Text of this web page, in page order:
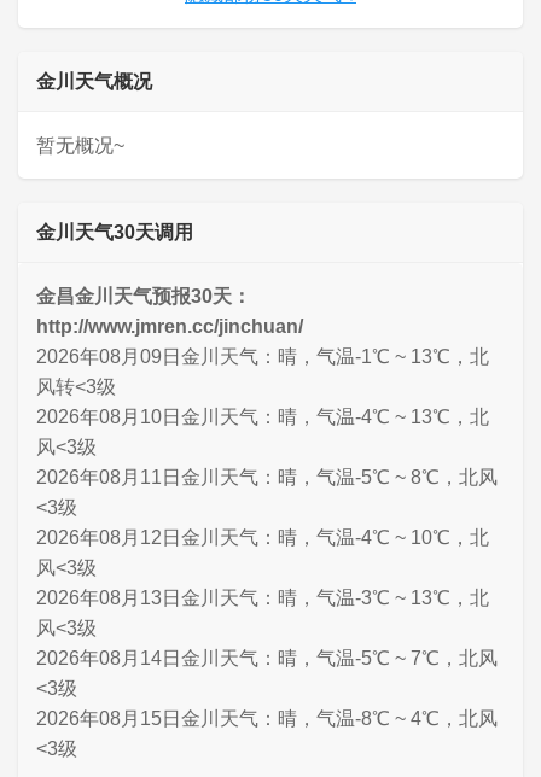
金川天气概况
暂无概况~
金川天气30天调用
金昌金川天气预报30天：
http://www.jmren.cc/jinchuan/
2026年08月09日金川天气：晴，气温-1℃ ~ 13℃，北
风转<3级
2026年08月10日金川天气：晴，气温-4℃ ~ 13℃，北
风<3级
2026年08月11日金川天气：晴，气温-5℃ ~ 8℃，北风
<3级
2026年08月12日金川天气：晴，气温-4℃ ~ 10℃，北
风<3级
2026年08月13日金川天气：晴，气温-3℃ ~ 13℃，北
风<3级
2026年08月14日金川天气：晴，气温-5℃ ~ 7℃，北风
<3级
2026年08月15日金川天气：晴，气温-8℃ ~ 4℃，北风
<3级